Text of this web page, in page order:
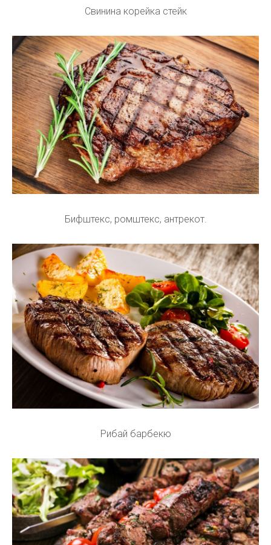
Свинина корейка стейк
Бифштекс, ромштекс, антрекот.
Рибай барбекю